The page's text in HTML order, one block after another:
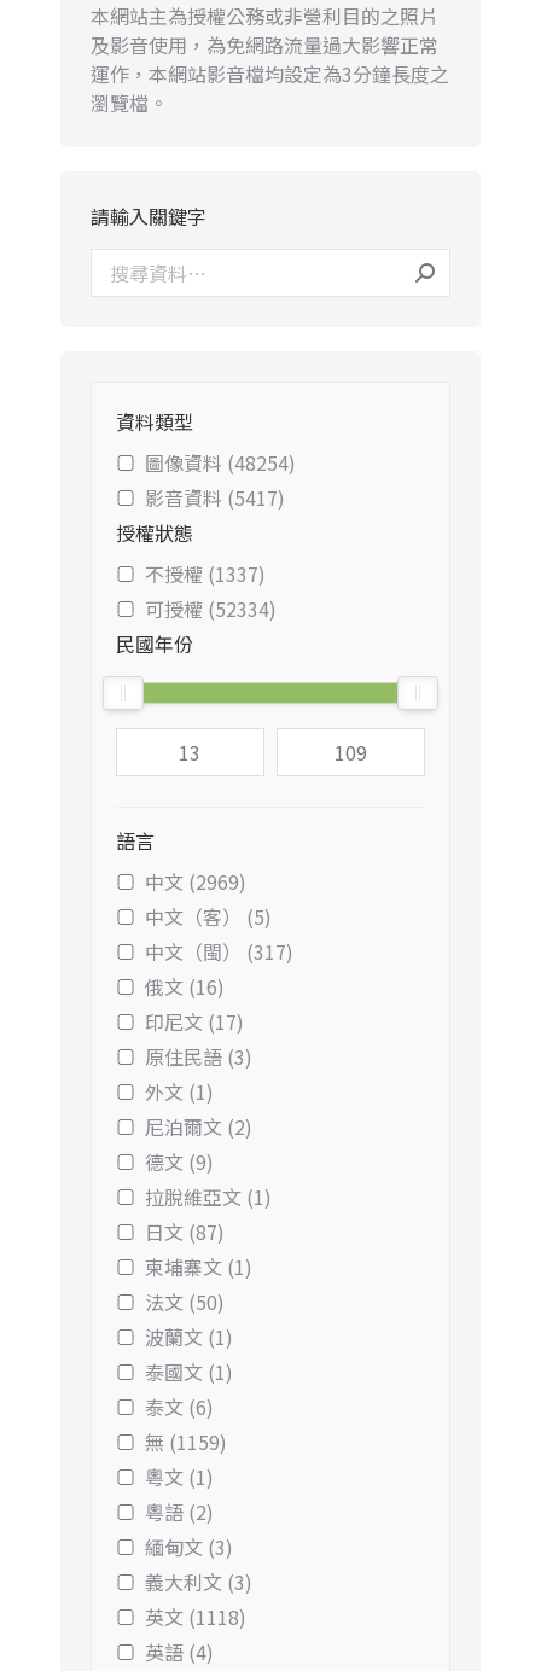
本網站主為授權公務或非營利目的之照片
及影音使用，為免網路流量過大影響正常
運作，本網站影音檔均設定為3分鐘長度之
瀏覽檔。
請輸入關鍵字
資料類型
圖像資料 (48254)
影音資料 (5417)
授權狀態
不授權 (1337)
可授權 (52334)
民國年份
語言
中文 (2969)
中文（客） (5)
中文（閩） (317)
俄文 (16)
印尼文 (17)
原住民語 (3)
外文 (1)
尼泊爾文 (2)
德文 (9)
拉脫維亞文 (1)
日文 (87)
柬埔寨文 (1)
法文 (50)
波蘭文 (1)
泰國文 (1)
泰文 (6)
無 (1159)
粵文 (1)
粵語 (2)
緬甸文 (3)
義大利文 (3)
英文 (1118)
英語 (4)